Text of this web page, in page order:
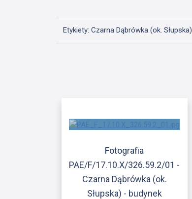
Etykiety: Czarna Dąbrówka (ok. Słupska)
Fotografia
PAE/F/17.10.X/326.59.2/01 -
Czarna Dąbrówka (ok.
Słupska) - budynek